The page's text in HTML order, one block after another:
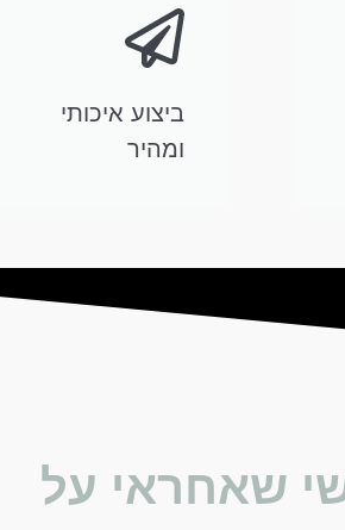
ביצוע איכותי
ומהיר
שאחראי על